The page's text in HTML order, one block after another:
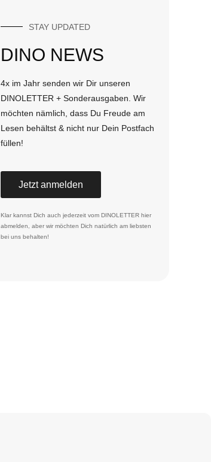
STAY UPDATED
DINO NEWS
4x im Jahr senden wir Dir unseren
DINOLETTER + Sonderausgaben. Wir
möchten nämlich, dass Du Freude am
Lesen behältst & nicht nur Dein Postfach
füllen!
Jetzt anmelden
Klar kannst Dich auch jederzeit vom DINOLETTER hier
abmelden , aber wir möchten Dich natürlich am liebsten
bei uns behalten!